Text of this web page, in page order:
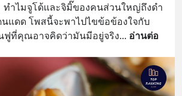
ทำไมจูโด้และจิมิ๊ของคนส่วนใหญ่ถึงดำ
แดด โพสนี้จะพาไปไขข้อข้องใจกับ
ฟูที่คุณอาจคิดว่ามันมีอยู่จริง... อ่านต่อ